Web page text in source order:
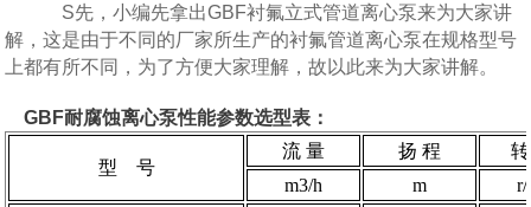
S先，小编先拿出GBF衬氟立式管道离心泵来为大家讲
解，这是由于不同的厂家所生产的衬氟管道离心泵在规格型号
上都有所不同，为了方便大家理解，故以此来为大家讲解。
GBF耐腐蚀离心泵性能参数选型表：
型 号
流 量 扬 程
m3/h
m